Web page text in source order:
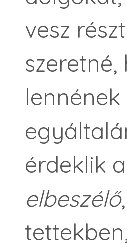
vesz
érdeklik
elbeszélő